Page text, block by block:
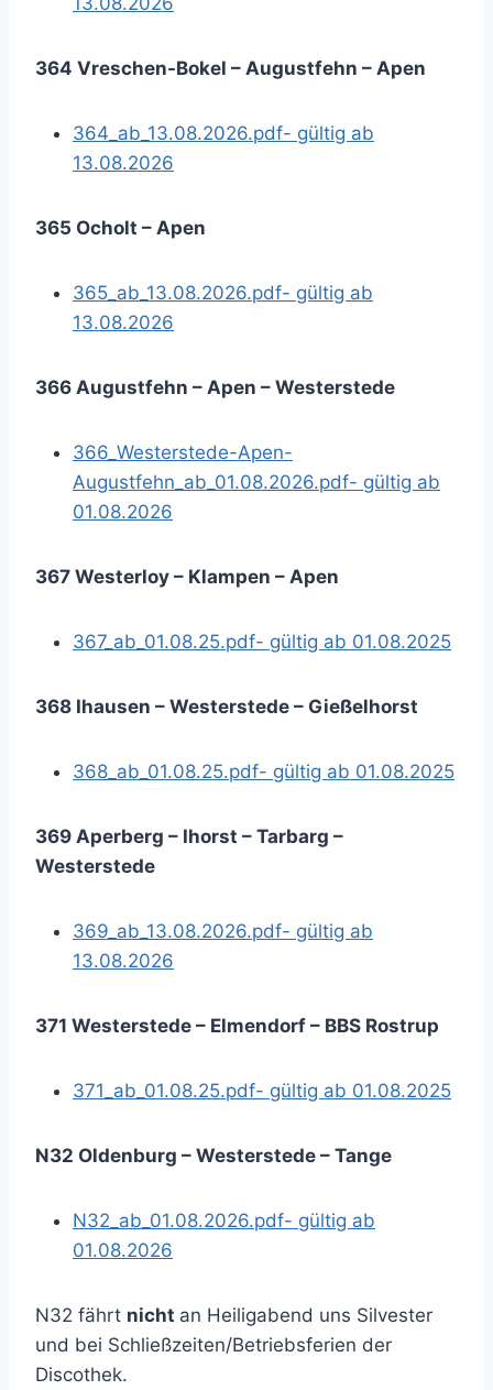
364 Vreschen-Bokel – Augustfehn – Apen
364_ab_13.08.2026.pdf- gültig ab
13.08.2026
365 Ocholt – Apen
365_ab_13.08.2026.pdf- gültig ab
13.08.2026
366 Augustfehn – Apen – Westerstede
366_Westerstede-Apen-
Augustfehn_ab_01.08.2026.pdf- gültig ab
01.08.2026
367 Westerloy – Klampen – Apen
367_ab_01.08.25.pdf- gültig ab 01.08.2025
368 Ihausen – Westerstede – Gießelhorst
368_ab_01.08.25.pdf- gültig ab 01.08.2025
369 Aperberg – Ihorst – Tarbarg –
Westerstede
369_ab_13.08.2026.pdf- gültig ab
13.08.2026
371 Westerstede – Elmendorf – BBS Rostrup
371_ab_01.08.25.pdf- gültig ab 01.08.2025
N32 Oldenburg – Westerstede – Tange
N32_ab_01.08.2026.pdf- gültig ab
01.08.2026
N32 fährt nicht an Heiligabend uns Silvester
und bei Schließzeiten/Betriebsferien der
Discothek.